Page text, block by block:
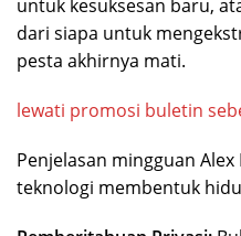
untuk kesuksesan baru,
dari siapa untuk
pesta akhirnya mati.
lewati promosi buletin
Penjelasan mingguan
teknologi membentuk